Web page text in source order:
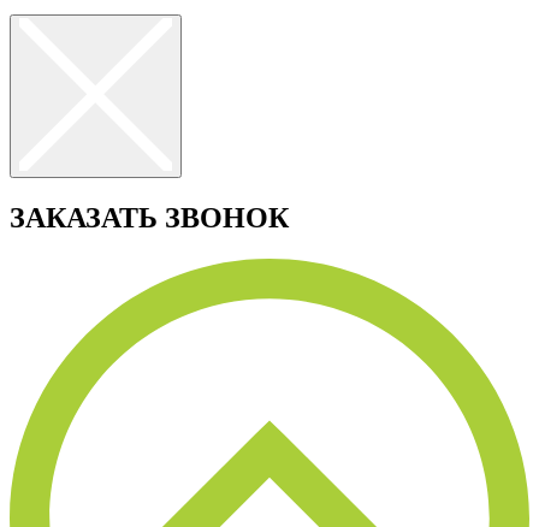
ЗАКАЗАТЬ ЗВОНОК